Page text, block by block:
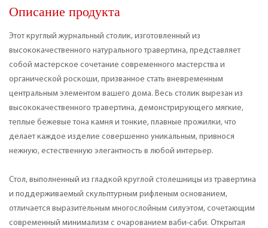
Описание продукта
Этот круглый журнальный столик, изготовленный из
высококачественного натурального травертина, представляет
собой мастерское сочетание современного мастерства и
органической роскоши, призванное стать вневременным
центральным элементом вашего дома. Весь столик вырезан из
высококачественного травертина, демонстрирующего мягкие,
теплые бежевые тона камня и тонкие, плавные прожилки, что
делает каждое изделие совершенно уникальным, привнося
нежную, естественную элегантность в любой интерьер.
Стол, выполненный из гладкой круглой столешницы из травертина
и поддерживаемый скульптурным рифленым основанием,
отличается выразительным многослойным силуэтом, сочетающим
современный минимализм с очарованием ваби-саби. Открытая